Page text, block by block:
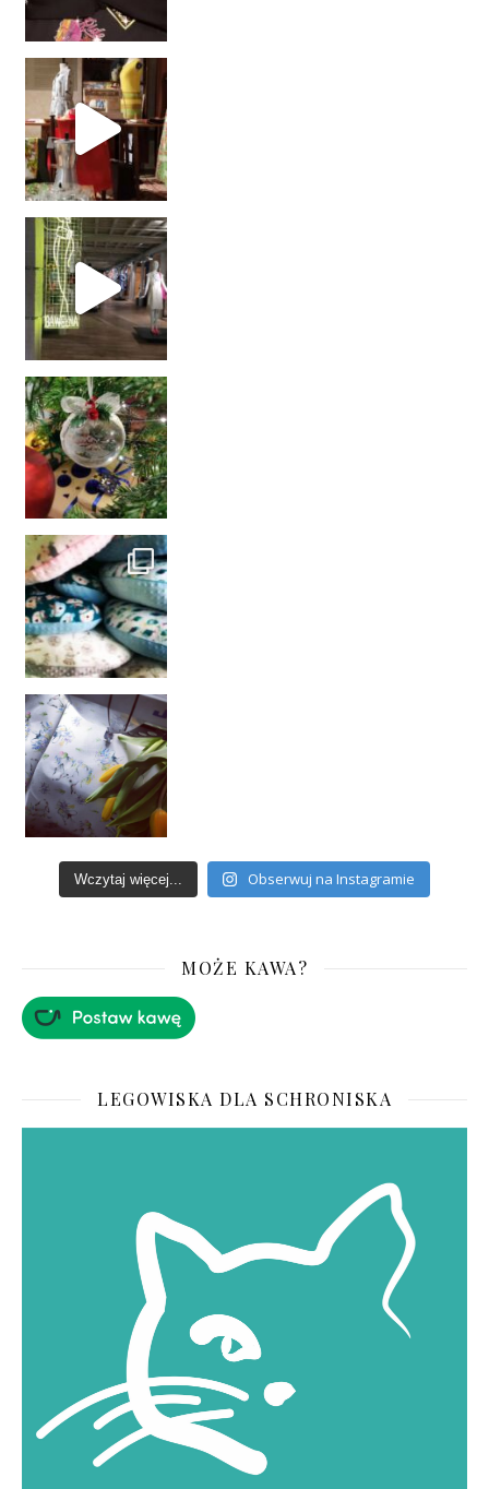
Wczytaj więcej... Obserwuj na Instagramie
MOŻE KAWA?
LEGOWISKA DLA SCHRONISKA